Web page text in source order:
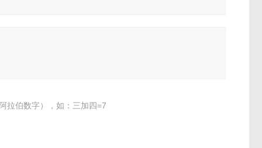
拉伯数字），如：三加四=7